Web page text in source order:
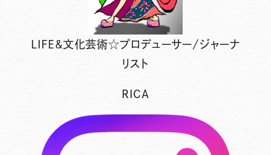
LIFE&文化芸術☆プロデューサー/ジャーナ
リスト
RICA